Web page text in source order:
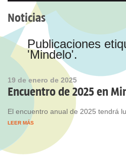
Noticias
Publicaciones
'Mindelo'.
19 de enero de 2025
Encuentro de 2025 en
El encuentro anual de 2025 tendrá
LEER MÁS